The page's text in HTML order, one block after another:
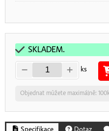
SKLADEM.
ks
Objednat můžete maximálně: